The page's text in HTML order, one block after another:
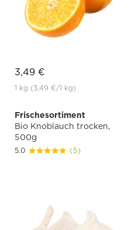
3,49 €
1 kg (3,49 €/1 kg)
Frischesortiment
Bio Knoblauch trocken,
500g
5.0 (5)